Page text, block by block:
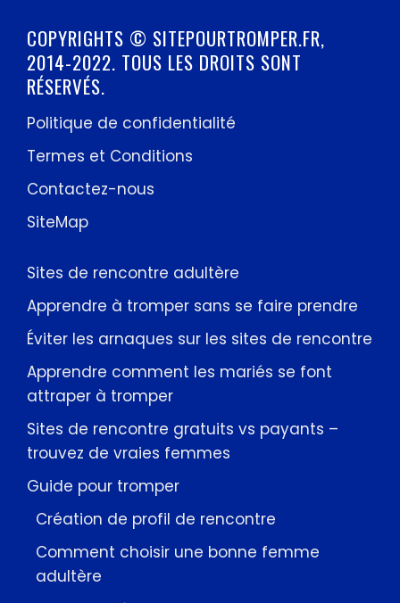
COPYRIGHTS © SITEPOURTROMPER.FR,
2014-2022. TOUS LES DROITS SONT
RÉSERVÉS.
Politique de confidentialité
Termes et Conditions
Contactez-nous
SiteMap
Sites de rencontre adultère
Apprendre à tromper sans se faire prendre
Éviter les arnaques sur les sites de rencontre
Apprendre comment les mariés se font
attraper à tromper
Sites de rencontre gratuits vs payants –
trouvez de vraies femmes
Guide pour tromper
Création de profil de rencontre
Comment choisir une bonne femme
adultère